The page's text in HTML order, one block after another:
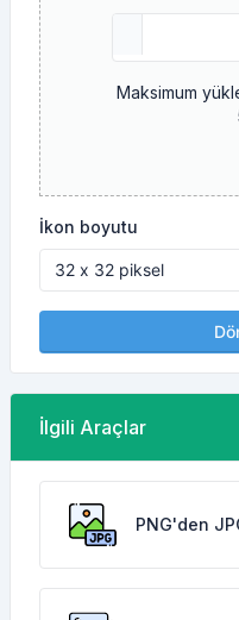
Maksimum
İkon boyutu
İlgili Araçlar
PNG'den